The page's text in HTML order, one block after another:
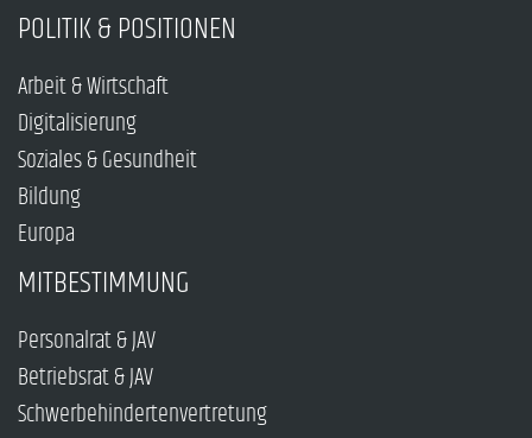
POLITIK & POSITIONEN
Arbeit & Wirtschaft
Digitalisierung
Soziales & Gesundheit
Bildung
Europa
MITBESTIMMUNG
Personalrat & JAV
Betriebsrat & JAV
Schwerbehindertenvertretung